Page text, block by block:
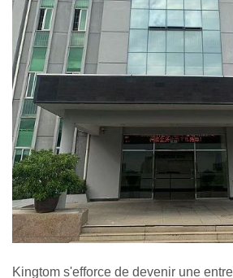
Kingtom s'efforce de devenir une